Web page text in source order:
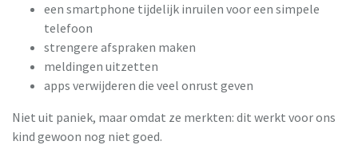
een smartphone tijdelijk inruilen voor een simpele
telefoon
strengere afspraken maken
meldingen uitzetten
apps verwijderen die veel onrust geven
Niet uit paniek, maar omdat ze merkten: dit werkt voor ons
kind gewoon nog niet goed.